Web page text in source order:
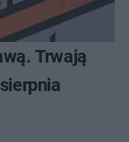
Trwają